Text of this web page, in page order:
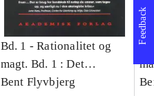
Bd. 1 -Rationalitet og
magt. Bd. 1 : Det
konkretes videnskab
Bent Flyvbjerg
Feedback